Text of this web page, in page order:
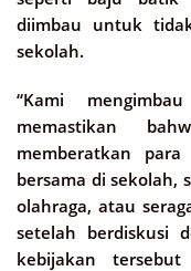
diimbau untuk
sekolah.
“Kami
memastikan
memberatkan
bersama di sekolah,
olahraga, atau
setelah berdiskusi
kebijakan